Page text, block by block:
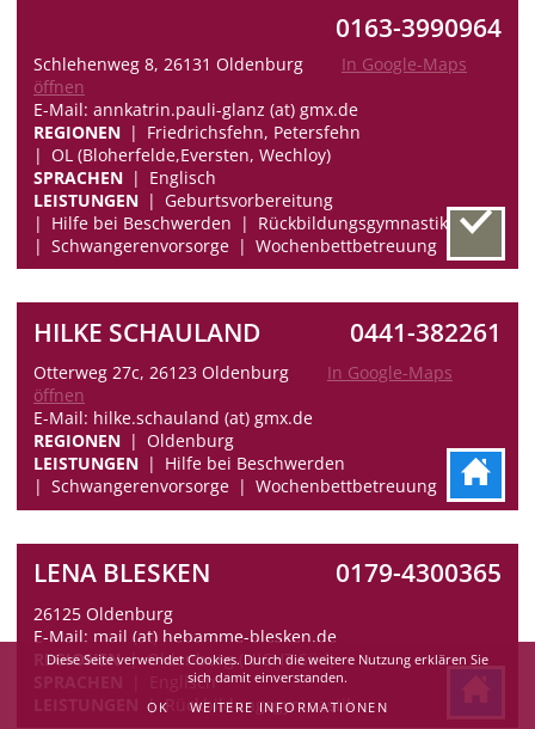
0163-3990964
Schlehenweg 8, 26131 Oldenburg
In Google-Maps
öffnen
E-Mail: annkatrin.pauli-glanz (at) gmx.de
REGIONEN
Friedrichsfehn, Petersfehn
OL (Bloherfelde,Eversten, Wechloy)
SPRACHEN
Englisch
LEISTUNGEN
Geburtsvorbereitung
Hilfe bei Beschwerden
Rückbildungsgymnastik
Schwangerenvorsorge
Wochenbettbetreuung
HILKE SCHAULAND 0441-382261
Otterweg 27c, 26123 Oldenburg
In Google-Maps
öffnen
E-Mail: hilke.schauland (at) gmx.de
REGIONEN
Oldenburg
LEISTUNGEN
Hilfe bei Beschwerden
Schwangerenvorsorge
Wochenbettbetreuung
LENA BLESKEN 0179-4300365
26125 Oldenburg
E-Mail: mail (at) hebamme-blesken.de
REGIONEN
Oldenburg (NICHT Süd)
SPRACHEN
Englisch
LEISTUNGEN
Rückbildungsgymnastik
Diese Seite verwendet Cookies. Durch die weitere Nutzung erklären Sie
sich damit einverstanden.
OK
WEITERE INFORMATIONEN